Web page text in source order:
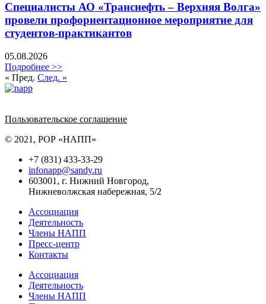
Специалисты АО «Транснефть – Верхняя Волга»
провели профориентационное мероприятие для
студентов-практикантов
05.08.2026
Подробнее >>
« Пред. След. »
Пользовательское соглашение
© 2021, РОР «НАПП»
+7 (831) 433-33-29
infonapp@sandy.ru
603001, г. Нижний Новгород,
Нижневолжская набережная, 5/2
Ассоциация
Деятельность
Члены НАПП
Пресс-центр
Контакты
Ассоциация
Деятельность
Члены НАПП